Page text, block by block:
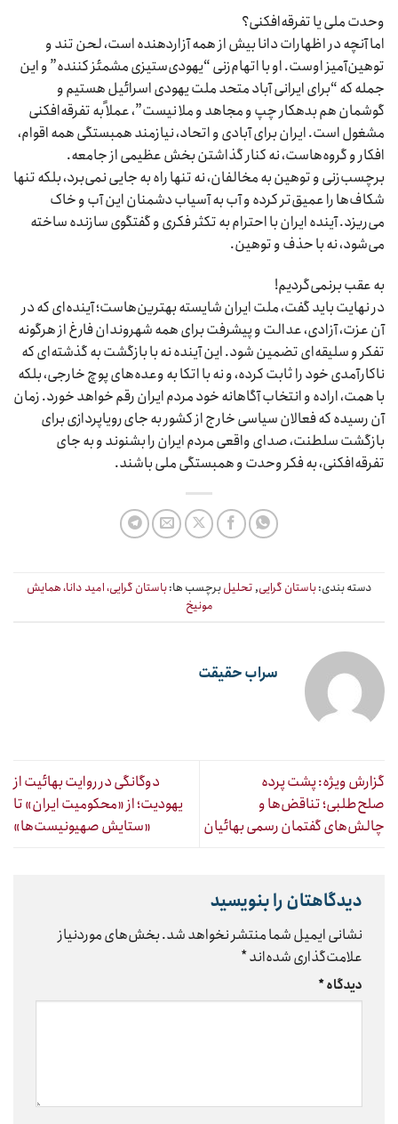
وحدت ملی یا تفرقه‌افکنی؟
اما آنچه در اظهارات دانا بیش از همه آزاردهنده است، لحن تند و
توهین‌آمیز اوست. او با اتهام‌زنی “یهودی‌ستیزی مشمئز کننده” و این
جمله که “برای ایرانی آباد متحد ملت یهودی اسرائیل هستیم و
گوشمان هم بدهکار چپ و مجاهد و ملا نیست”، عملاً به تفرقه‌افکنی
مشغول است. ایران برای آبادی و اتحاد، نیازمند همبستگی همه اقوام،
افکار و گروه‌هاست، نه کنار گذاشتن بخش عظیمی از جامعه.
برچسب‌زنی و توهین به مخالفان، نه تنها راه به جایی نمی‌برد، بلکه تنها
شکاف‌ها را عمیق‌تر کرده و آب به آسیاب دشمنان این آب و خاک
می‌ریزد. آینده ایران با احترام به تکثر فکری و گفتگوی سازنده ساخته
می‌شود، نه با حذف و توهین.
به عقب برنمی‌گردیم!
در نهایت باید گفت، ملت ایران شایسته بهترین‌هاست؛ آینده‌ای که در
آن عزت، آزادی، عدالت و پیشرفت برای همه شهروندان فارغ از هرگونه
تفکر و سلیقه‌ای تضمین شود. این آینده نه با بازگشت به گذشته‌ای که
ناکارآمدی خود را ثابت کرده، و نه با اتکا به وعده‌های پوچ خارجی، بلکه
با همت، اراده و انتخاب آگاهانه خود مردم ایران رقم خواهد خورد. زمان
آن رسیده که فعالان سیاسی خارج از کشور به جای رویاپردازی برای
بازگشت سلطنت، صدای واقعی مردم ایران را بشنوند و به جای
تفرقه‌افکنی، به فکر وحدت و همبستگی ملی باشند.
دسته بندی:باستان گرایی,تحلیلبرچسب ها:باستان گرایی، امید دانا، همایش
مونیخ
سراب حقیقت
گزارش ویژه: پشت پرده
صلح‌طلبی؛ تناقض‌ها و
چالش‌های گفتمان رسمی بهائیان
دوگانگی در روایت بهائیت از
یهودیت؛ از «محکومیت ایران» تا
«ستایش صهیونیست‌ها»
دیدگاهتان را بنویسید
نشانی ایمیل شما منتشر نخواهد شد.بخش‌های موردنیاز
علامت‌گذاری شده‌اند*
دیدگاه*